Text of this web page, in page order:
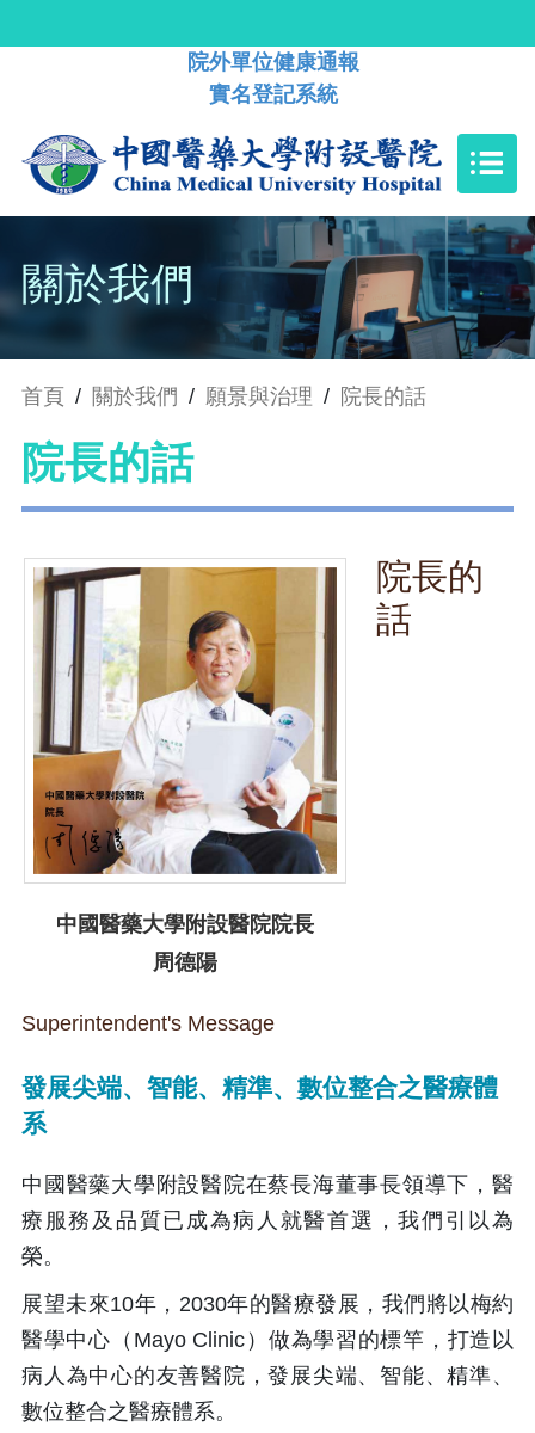
院外單位健康通報
實名登記系統
關於我們
首頁 / 關於我們 / 願景與治理 / 院長的話
院長的話
中國醫藥大學附設醫院院長
周德陽
院長的
話
Superintendent's Message
發展尖端、智能、精準、數位整合之醫療體
系
中國醫藥大學附設醫院在蔡長海董事長領導下，醫
療服務及品質已成為病人就醫首選，我們引以為
榮。
展望未來10年，2030年的醫療發展，我們將以梅約
醫學中心（Mayo Clinic）做為學習的標竿，打造以
病人為中心的友善醫院，發展尖端、智能、精準、
數位整合之醫療體系。